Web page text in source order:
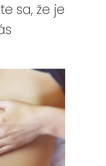
sa, že je